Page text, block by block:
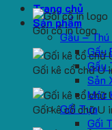
Trang chủ
Sản phẩm
Gấu – Thú
Gấu
Gấu
Sản
Móc
Gối Tựa
Gối
Gối cổ in logo
Gối kê cổ chữ U
Gối kê cổ chữ U